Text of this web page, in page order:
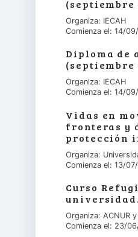
(septiembre
Organiza: IECAH
Comienza el: 14/
Diploma de
(septiembre
Organiza: IECAH
Comienza el: 14/
Vidas en
fronteras y
protección
Organiza:
Comienza el: 13/
Curso
universidad.
Organiza: ACNUR
Comienza el: 23/